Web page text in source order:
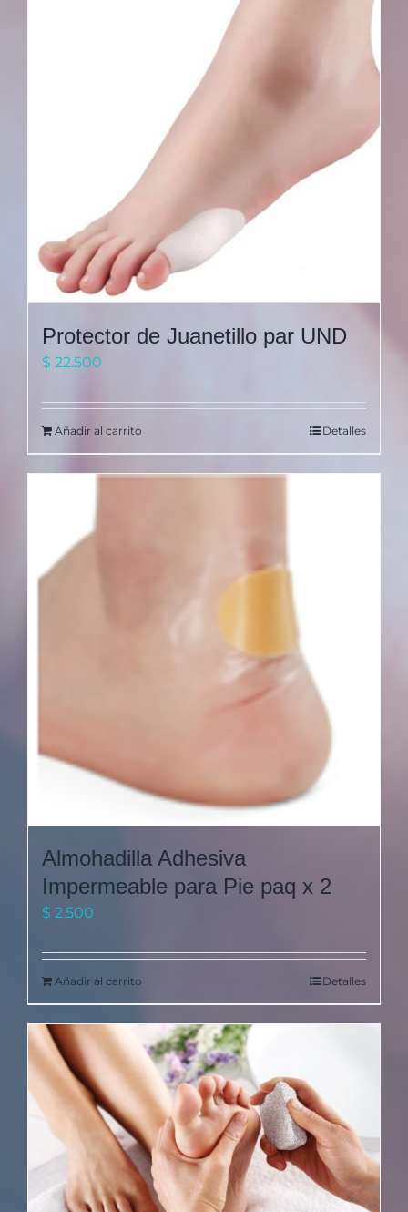
Protector de Juanetillo par UND
$ 22.500
Añadir al carrito Detalles
Almohadilla Adhesiva
Impermeable para Pie paq x 2
$ 2.500
Añadir al carrito Detalles